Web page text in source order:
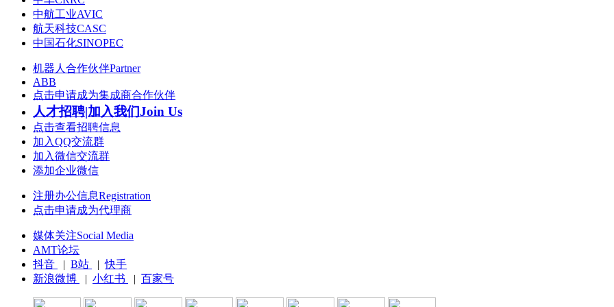
中航工业AVIC
航天科技CASC
中国石化SINOPEC
机器人合作伙伴Partner
ABB
点击申请成为集成商合作伙伴
人才招聘|加入我们Join Us
点击查看招聘信息
加入QQ交流群
加入微信交流群
添加企业微信
注册办公信息Registration
点击申请成为代理商
媒体关注Social Media
AMT论坛
抖音
| B站 |快手
新浪微博
| 小红书 | 百家号